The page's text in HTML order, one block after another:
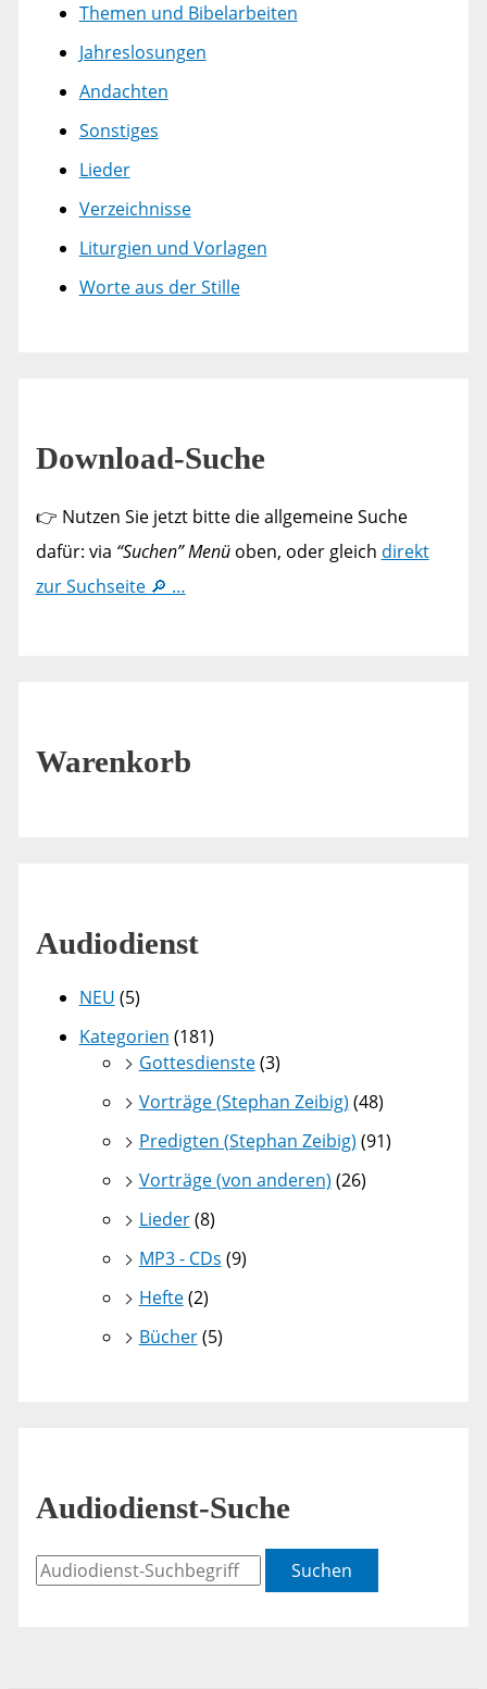
Themen und Bibelarbeiten
Jahreslosungen
Andachten
Sonstiges
Lieder
Verzeichnisse
Liturgien und Vorlagen
Worte aus der Stille
Download-Suche
👉 Nutzen Sie jetzt bitte die allgemeine Suche
dafür: via “Suchen” Menüoben, oder gleich direkt
zur Suchseite 🔎 …
Warenkorb
Audiodienst
NEU (5)
Kategorien (181)
Gottesdienste(3)
Vorträge (Stephan Zeibig) (48)
Predigten (Stephan Zeibig) (91)
Vorträge (von anderen) (26)
Lieder(8)
MP3 - CDs (9)
Hefte(2)
Bücher(5)
Audiodienst-Suche
Suchen